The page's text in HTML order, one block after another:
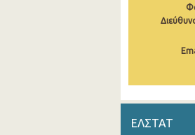
ΕΛΣΤΑΤ